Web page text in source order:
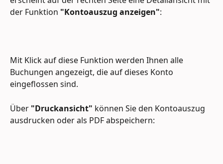
der Funktion "Kontoauszug anzeigen":
Mit Klick auf diese Funktion werden Ihnen alle
Buchungen angezeigt, die auf dieses Konto
eingeflossen sind.
Über "Druckansicht" können Sie den Kontoauszug
ausdrucken oder als PDF abspeichern: